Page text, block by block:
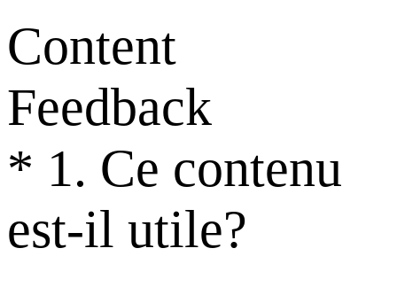
Content
Feedback
* 1. Ce contenu
est-il utile?